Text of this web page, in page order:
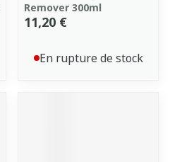
Remover 300ml
11,20 €
En rupture de stock